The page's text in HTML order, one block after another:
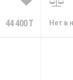
44 400 T Нет в